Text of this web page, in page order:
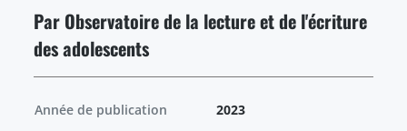
Par Observatoire de la lecture et de l'écriture
des adolescents
Année de publication
2023